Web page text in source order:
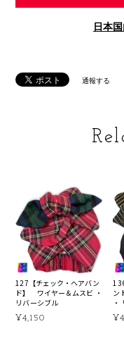
日本
通報する
127【チェック・ヘアバン
ド】 ワイヤー＆ムスビ ・
リバーシブル
¥4,150
ン
・